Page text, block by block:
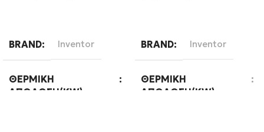
BRAND Inventor
ΘΕΡΜΙΚΉ
ΑΠΌΔΟΣΗ(KW)
BRAND Inventor
ΘΕΡΜΙΚΉ
ΑΠΌΔΟΣΗ(KW)